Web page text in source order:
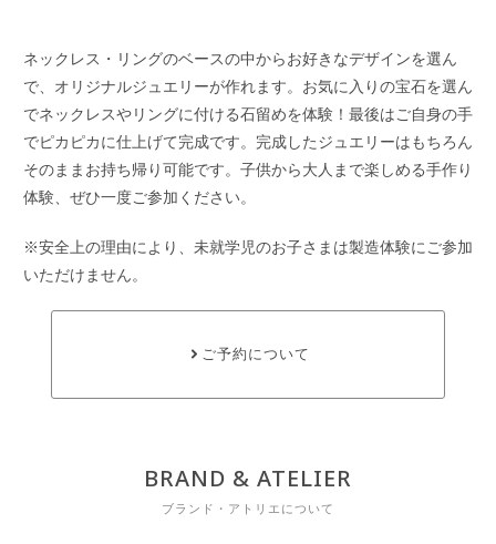
ネックレス・リングのベースの中からお好きなデザインを選ん
で、オリジナルジュエリーが作れます。お気に入りの宝石を選ん
でネックレスやリングに付ける石留めを体験！最後はご自身の手
でピカピカに仕上げて完成です。完成したジュエリーはもちろん
そのままお持ち帰り可能です。子供から大人まで楽しめる手作り
体験、ぜひ一度ご参加ください。
※安全上の理由により、未就学児のお子さまは製造体験にご参加
いただけません。
ご予約について
BRAND & ATELIER
ブランド・アトリエについて